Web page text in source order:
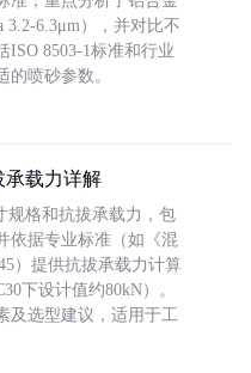
3.2-6.3μm），并对比不
ISO 8503-1标准和行业
喷砂参数。
承载力详解
规格和抗拔承载力，包
依据专业标准（如《混
）提供抗拔承载力计算
下设计值约80kN）。
及选型建议，适用于工